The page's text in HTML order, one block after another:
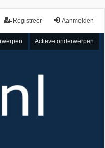
Aanmelden
Registreer
Actieve onderwerpen